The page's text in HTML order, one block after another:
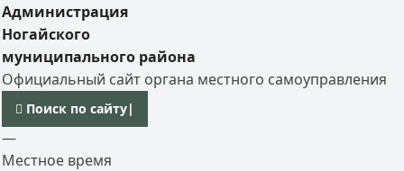
Администрация
Ногайского
муниципального района
Официальный сайт органа местного самоуправления
Поиск по сайту|
—
Местное время